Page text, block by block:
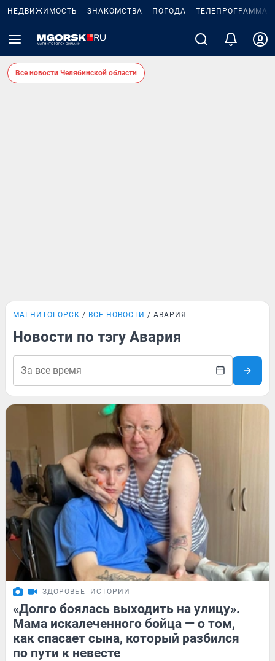
НЕДВИЖИМОСТЬ ЗНАКОМСТВА ПОГОДА ТЕЛЕПРОГРАММА
Все новости Челябинской области
МАГНИТОГОРСК ВСЕ НОВОСТИ АВАРИЯ
Новости по тэгу Авария
ЗДОРОВЬЕ ИСТОРИИ
«Долго боялась выходить на улицу».
Мама искалеченного бойца — о том,
как спасает сына, который разбился
по пути к невесте